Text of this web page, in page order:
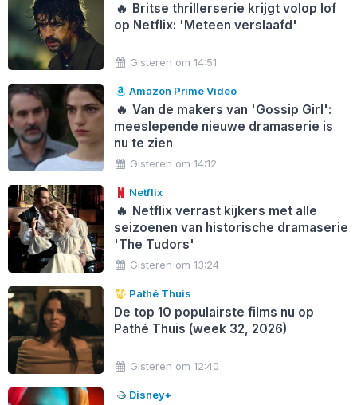
🔥 Britse thrillerserie krijgt volop lof
op Netflix: 'Meteen verslaafd'
Gisteren om 14:51
Amazon Prime Video
🔥 Van de makers van 'Gossip Girl':
meeslepende nieuwe dramaserie is
nu te zien
Gisteren om 14:12
Netflix
🔥 Netflix verrast kijkers met alle
seizoenen van historische dramaserie
'The Tudors'
Gisteren om 13:24
Pathé Thuis
De top 10 populairste films nu op
Pathé Thuis (week 32, 2026)
Gisteren om 12:40
Disney+